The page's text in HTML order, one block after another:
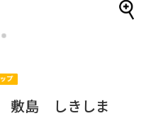
3
敷島 しきしま